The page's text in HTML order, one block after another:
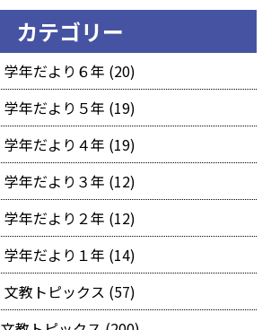
カテゴリー
学年だより６年 (20)
学年だより５年 (19)
学年だより４年 (19)
学年だより３年 (12)
学年だより２年 (12)
学年だより１年 (14)
文教トピックス (57)